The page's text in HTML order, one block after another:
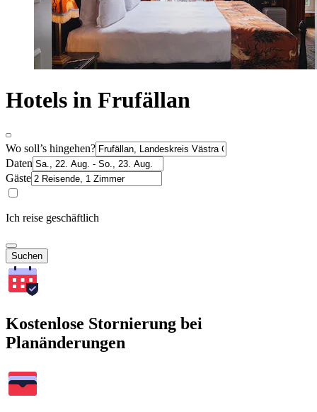
Hotels in Frufällan
Wo soll’s hingehen?
Daten
Gäste
Ich reise geschäftlich
Suchen
Kostenlose Stornierung bei
Planänderungen